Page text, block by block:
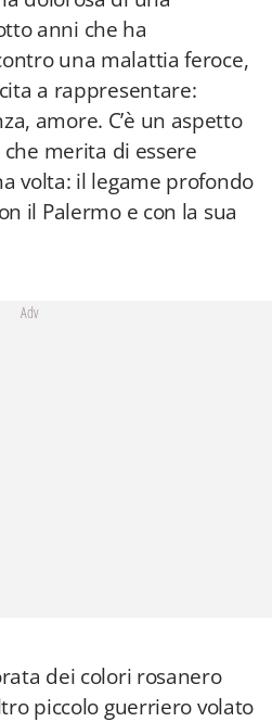
anni che ha
una malattia feroce,
a rappresentare:
amore. C’è un aspetto
merita di essere
volta: il legame profondo
il Palermo e con la sua
Adv
dei colori rosanero
piccolo guerriero volato